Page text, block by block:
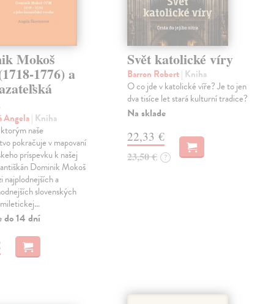
Mokoš
1776) a
Angela| Kniha
naše
pokračuje v mapovaní
príspevku k našej
Dominik Mokoš
najplodnejších a
slovenských
do 14 dní
Svět katolické víry
Barron Robert| Kniha
O co jde v katolické víře? Je to jen
dva tisíce let stará kulturní tradice?
Na sklade
22,33 €
23,50 € ?